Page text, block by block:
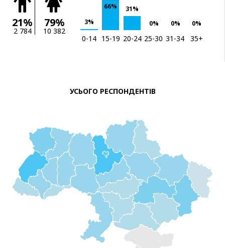
21%
2 784
79%
10 382
3%
66%
31%
0%
0% 0%
0-14 15-19 20-24 25-30 31-34 35+
УСЬОГО РЕСПОНДЕНТІВ